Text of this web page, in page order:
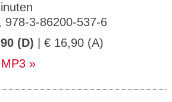
978-3-86200-537-6
(D) | € 16,90 (A)